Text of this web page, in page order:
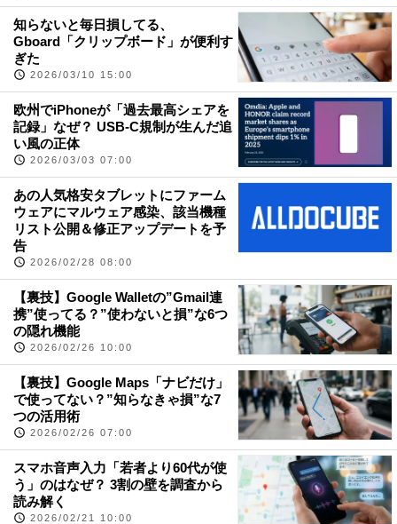
知らないと毎日損してる、
Gboard「クリップボード」が便利す
ぎた
2026/03/10 15:00
欧州でiPhoneが「過去最高シェアを
記録」なぜ？ USB-C規制が生んだ追
い風の正体
2026/03/03 07:00
あの人気格安タブレットにファーム
ウェアにマルウェア感染、該当機種
リスト公開＆修正アップデートを予
告
2026/02/28 08:00
【裏技】Google Walletの”Gmail連
携”使ってる？”使わないと損”な6つ
の隠れ機能
2026/02/26 10:00
【裏技】Google Maps「ナビだけ」
で使ってない？”知らなきゃ損”な7
つの活用術
2026/02/26 07:00
スマホ音声入力「若者より60代が使
う」のはなぜ？ 3割の壁を調査から
読み解く
2026/02/21 10:00